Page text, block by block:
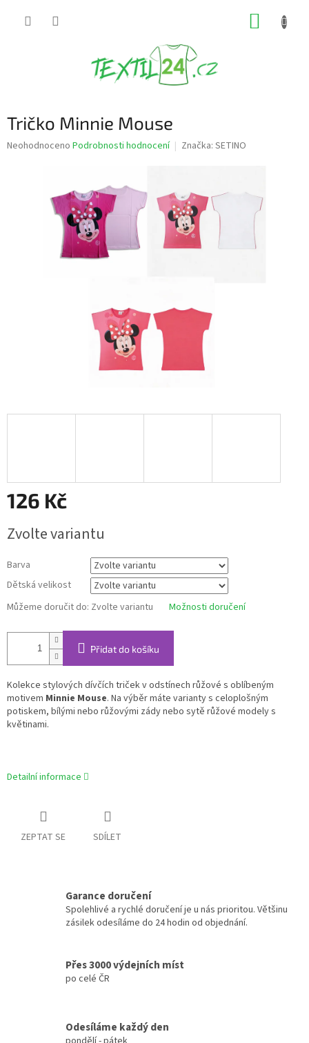
Tričko Minnie Mouse
Průměrné
Neohodnoceno Podrobnosti hodnocení Značka: SETINO
126 Kč
cena:
Zvolte variantu
Barva
Dětská velikost
Můžeme doručit do: Zvolte variantu Možnosti doručení
Přidat do košíku
Kolekce stylových dívčích triček v odstínech růžové s oblíbeným
motivem Minnie Mouse. Na výběr máte varianty s celoplošným
potiskem, bílými nebo růžovými zády nebo sytě růžové modely s
květinami.
Detailní informace
ZEPTAT SE SDÍLET
Garance doručení
Spolehlivé a rychlé doručení je u nás prioritou. Většinu
zásilek odesíláme do 24 hodin od objednání.
Přes 3000 výdejních míst
po celé ČR
Odesíláme každý den